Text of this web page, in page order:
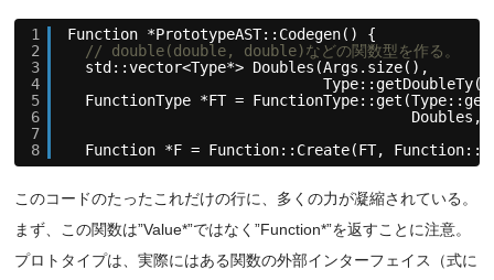
1
2
3
4
5
6
7
8
Function *PrototypeAST::Codegen() {
// double(double, double)などの関数型を作る。
std::vector<Type*> Doubles(Args.size(),
FunctionType *FT =
Doubles,
Function *F = Function::Create(FT,
このコードのたったこれだけの行に、多くの力が凝縮されている。
まず、この関数は”Value*”ではなく”Function*”を返すことに注意。
プロトタイプは、実際にはある関数の外部インターフェイス（式に